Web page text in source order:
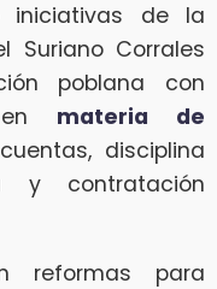
iniciativas de la
Suriano Corrales
poblana con
en materia de
disciplina
y contratación
reformas para